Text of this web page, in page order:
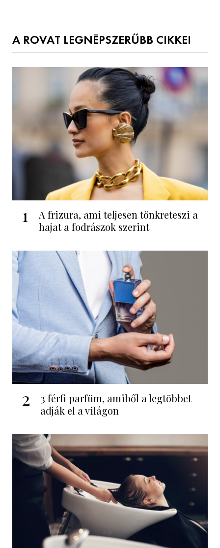
A ROVAT LEGNÉPSZERŰBB CIKKEI
1
A frizura, ami teljesen tönkreteszi a
hajat a fodrászok szerint
2
3 férfi parfüm, amiből a legtöbbet
adják el a világon